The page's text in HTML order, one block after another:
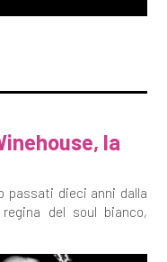
la
passati dieci anni dalla
del soul bianco,